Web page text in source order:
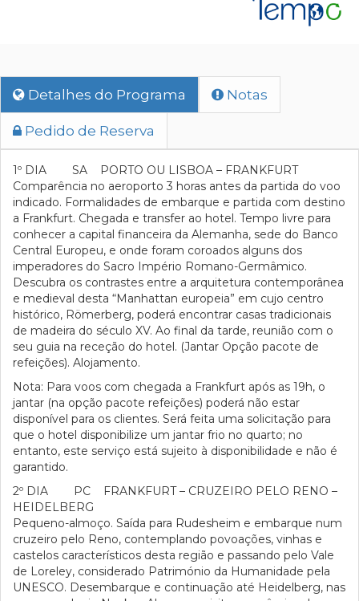
Detalhes do Programa Notas
Pedido de Reserva
1º DIA SA PORTO OU LISBOA – FRANKFURT
Comparência no aeroporto 3 horas antes da partida do voo
indicado. Formalidades de embarque e partida com destino
a Frankfurt. Chegada e transfer ao hotel. Tempo livre para
conhecer a capital financeira da Alemanha, sede do Banco
Central Europeu, e onde foram coroados alguns dos
imperadores do Sacro Império Romano-Germâmico.
Descubra os contrastes entre a arquitetura contemporânea
e medieval desta “Manhattan europeia” em cujo centro
histórico, Römerberg, poderá encontrar casas tradicionais
de madeira do século XV. Ao final da tarde, reunião com o
seu guia na receção do hotel. (Jantar Opção pacote de
refeições). Alojamento.
Nota: Para voos com chegada a Frankfurt após as 19h, o
jantar (na opção pacote refeições) poderá não estar
disponível para os clientes. Será feita uma solicitação para
que o hotel disponibilize um jantar frio no quarto; no
entanto, este serviço está sujeito à disponibilidade e não é
garantido.
2º DIA PC FRANKFURT – CRUZEIRO PELO RENO –
HEIDELBERG
Pequeno-almoço. Saída para Rudesheim e embarque num
cruzeiro pelo Reno, contemplando povoações, vinhas e
castelos característicos desta região e passando pelo Vale
de Loreley, considerado Património da Humanidade pela
UNESCO. Desembarque e continuação até Heidelberg, nas